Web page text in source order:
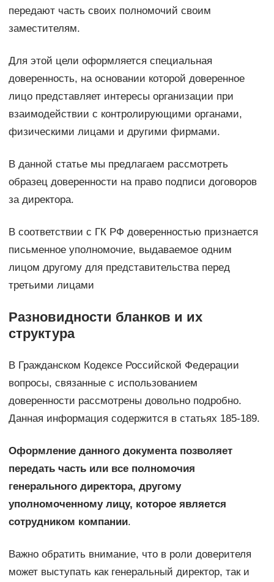
передают часть своих полномочий своим
заместителям.
Для этой цели оформляется специальная
доверенность, на основании которой доверенное
лицо представляет интересы организации при
взаимодействии с контролирующими органами,
физическими лицами и другими фирмами.
В данной статье мы предлагаем рассмотреть
образец доверенности на право подписи договоров
за директора.
В соответствии с ГК РФ доверенностью признается
письменное уполномочие, выдаваемое одним
лицом другому для представительства перед
третьими лицами
Разновидности бланков и их
структура
В Гражданском Кодексе Российской Федерации
вопросы, связанные с использованием
доверенности рассмотрены довольно подробно.
Данная информация содержится в статьях 185-189.
Оформление данного документа позволяет
передать часть или все полномочия
генерального директора, другому
уполномоченному лицу, которое является
сотрудником компании.
Важно обратить внимание, что в роли доверителя
может выступать как генеральный директор, так и